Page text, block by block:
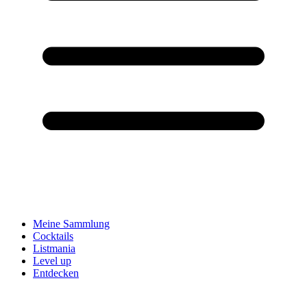
Meine Sammlung
Cocktails
Listmania
Level up
Entdecken